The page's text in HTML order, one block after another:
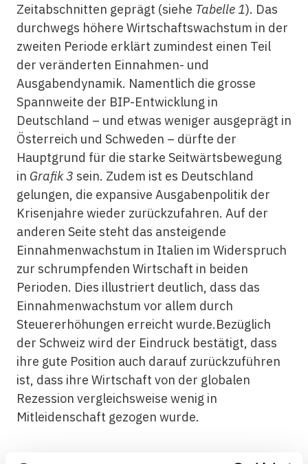
Zeitabschnitten geprägt (siehe Tabelle 1). Das
durchwegs höhere Wirtschaftswachstum in der
zweiten Periode erklärt zumindest einen Teil
der veränderten Einnahmen- und
Ausgabendynamik. Namentlich die grosse
Spannweite der BIP-Entwicklung in
Deutschland – und etwas weniger ausgeprägt in
Österreich und Schweden – dürfte der
Hauptgrund für die starke Seitwärtsbewegung
in Grafik 3 sein. Zudem ist es Deutschland
gelungen, die expansive Ausgabenpolitik der
Krisenjahre wieder zurückzufahren. Auf der
anderen Seite steht das ansteigende
Einnahmenwachstum in Italien im Widerspruch
zur schrumpfenden Wirtschaft in beiden
Perioden. Dies illustriert deutlich, dass das
Einnahmenwachstum vor allem durch
Steuererhöhungen erreicht wurde.Bezüglich
der Schweiz wird der Eindruck bestätigt, dass
ihre gute Position auch darauf zurückzuführen
ist, dass ihre Wirtschaft von der globalen
Rezession vergleichsweise wenig in
Mitleidenschaft gezogen wurde.